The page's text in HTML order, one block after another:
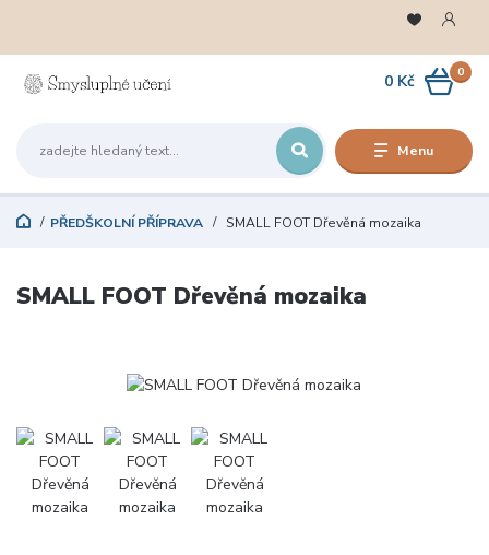
Menu
0
0 Kč
PŘEDŠKOLNÍ PŘÍPRAVA SMALL FOOT Dřevěná mozaika
SMALL FOOT Dřevěná mozaika